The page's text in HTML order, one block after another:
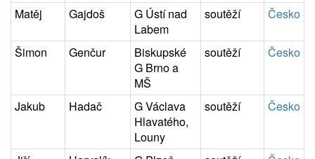
Matěj Gajdoš
G Ústí nad
Labem
soutěží Česko
Šimon Genčur
Biskupské
G Brno a
MŠ
soutěží Česko
Jakub Hadač
G Václava
Hlavatého,
Louny
soutěží Česko